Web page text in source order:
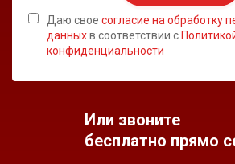
Даю свое согласие на обработку
данныхв соответствии с
конфиденциальности
Или звоните
бесплатно прямо